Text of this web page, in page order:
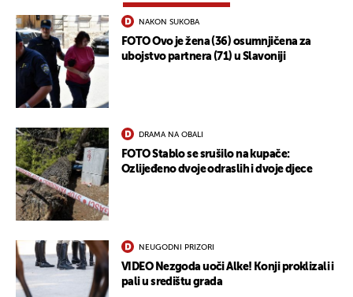
NAKON SUKOBA
FOTO Ovo je žena (36) osumnjičena za
ubojstvo partnera (71) u Slavoniji
DRAMA NA OBALI
FOTO Stablo se srušilo na kupače:
Ozlijeđeno dvoje odraslih i dvoje djece
NEUGODNI PRIZORI
VIDEO Nezgoda uoči Alke! Konji proklizali i
pali u središtu grada